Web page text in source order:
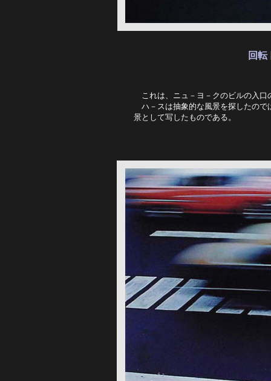
回転
これは、ニュ－ヨ－クのビルの入
ハ－スは抽象的な風景を探したので
景として写したものである。